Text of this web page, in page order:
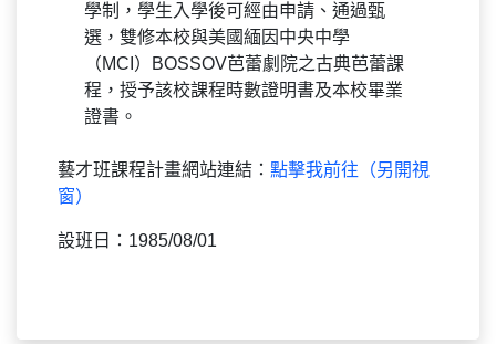
學制，學生入學後可經由申請、通過甄
選，雙修本校與美國緬因中央中學
（MCI）BOSSOV芭蕾劇院之古典芭蕾課
程，授予該校課程時數證明書及本校畢業
證書。
藝才班課程計畫網站連結： 點擊我前往（另開視
窗）
設班日：1985/08/01